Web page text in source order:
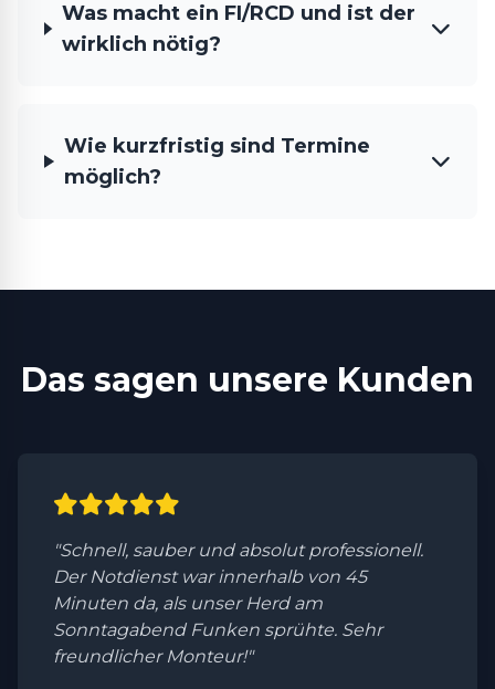
Was macht ein FI/RCD und ist der
wirklich nötig?
Wie kurzfristig sind Termine
möglich?
Das sagen unsere Kunden
"Schnell, sauber und absolut professionell.
Der Notdienst war innerhalb von 45
Minuten da, als unser Herd am
Sonntagabend Funken sprühte. Sehr
freundlicher Monteur!"